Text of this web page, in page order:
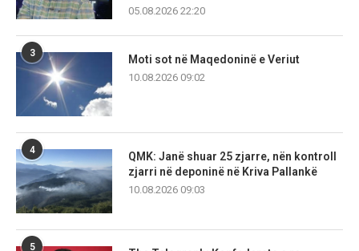
05.08.2026 22:20
3
Moti sot në Maqedoninë e Veriut
10.08.2026 09:02
4
QMK: Janë shuar 25 zjarre, nën kontroll
zjarri në deponinë në Kriva Pallankë
10.08.2026 09:03
5